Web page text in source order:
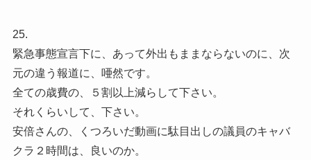
25.
緊急事態宣言下に、あって外出もままならないのに、次
元の違う報道に、唖然です。
全ての歳費の、５割以上減らして下さい。
それくらいして、下さい。
安倍さんの、くつろいだ動画に駄目出しの議員のキャバ
クラ２時間は、良いのか。